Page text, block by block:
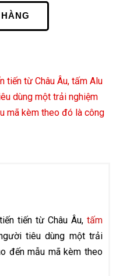
tiến từ Châu Âu, tấm Alu
dùng một trải nghiệm
mã kèm theo đó là công
tiến từ Châu Âu, tấm
tiêu dùng một trải
đến mẫu mã kèm theo